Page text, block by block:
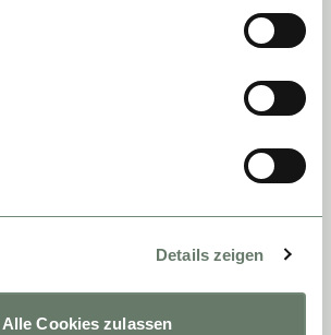
Details zeigen
Alle Cookies zulassen